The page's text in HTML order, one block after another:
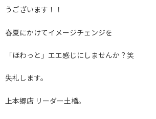
うございます！！
春夏にかけてイメージチェンジを
「ほわっと」エエ感じにしませんか？笑
失礼します。
上本郷店 リーダー土橋。